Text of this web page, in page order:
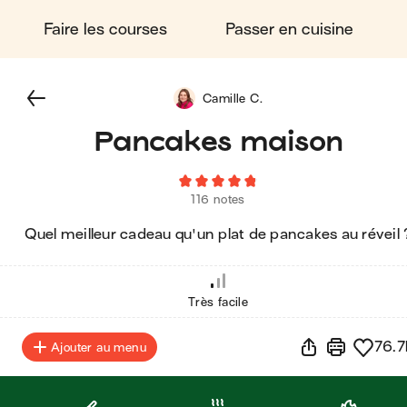
Faire les courses Passer en cuisine
Pancakes maison
116 notes
Quel meilleur cadeau qu'un plat de pancakes au réveil
Camille C.
Très facile
Ajouter au menu